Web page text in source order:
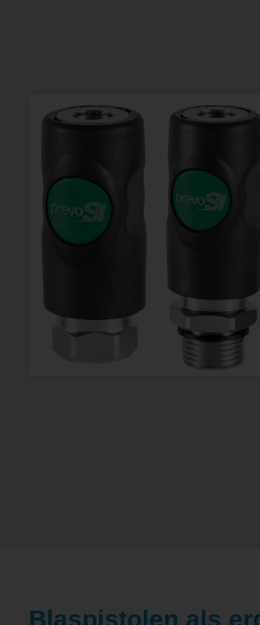
Blaspistolen als